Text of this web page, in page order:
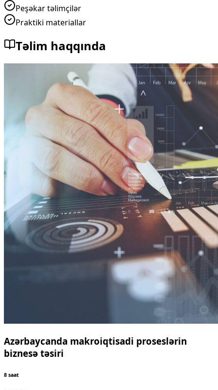
Peşəkar təlimçilər
Praktiki materiallar
Təlim haqqında
Azərbaycanda makroiqtisadi proseslərin
biznesə təsiri
8 saat